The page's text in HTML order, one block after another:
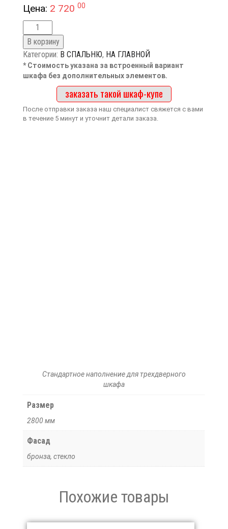
Цена: 2 72000
В корзину
Категории: В СПАЛЬНЮ, НА ГЛАВНОЙ
* Стоимость указана за встроенный вариант
шкафа без дополнительных элементов.
заказать такой шкаф-купе
После отправки заказа наш специалист свяжется с вами
в течение 5 минут и уточнит детали заказа.
Стандартное наполнение для трехдверного
шкафа
Размер
2800 мм
Фасад
бронза, стекло
Похожие товары